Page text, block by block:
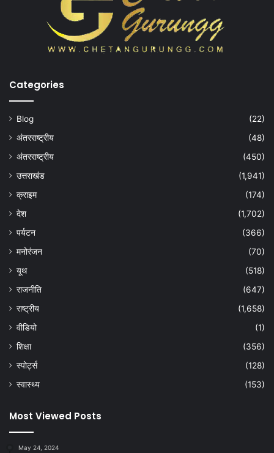
Categories
Blog
(22)
अंतरराष्ट्रीय
(48)
अंतरराष्ट्रीय
(450)
उत्तराखंड
(1,941)
क्राइम
(174)
देश
(1,702)
पर्यटन
(366)
मनोरंजन
(70)
यूथ
(518)
राजनीति
(647)
राष्ट्रीय
(1,658)
वीडियो
(1)
शिक्षा
(356)
स्पोर्ट्स
(128)
स्वास्थ्य
(153)
Most Viewed Posts
May 24, 2024